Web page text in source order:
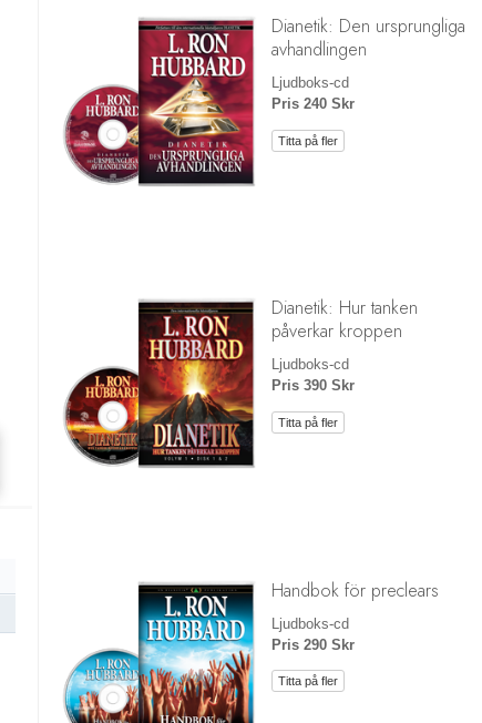
Dianetik: Den ursprungliga
avhandlingen
Ljudboks-cd
Pris 240 Skr
Titta på fler
Dianetik: Hur tanken
påverkar kroppen
Ljudboks-cd
Pris 390 Skr
Titta på fler
Handbok för preclears
Ljudboks-cd
Pris 290 Skr
Titta på fler